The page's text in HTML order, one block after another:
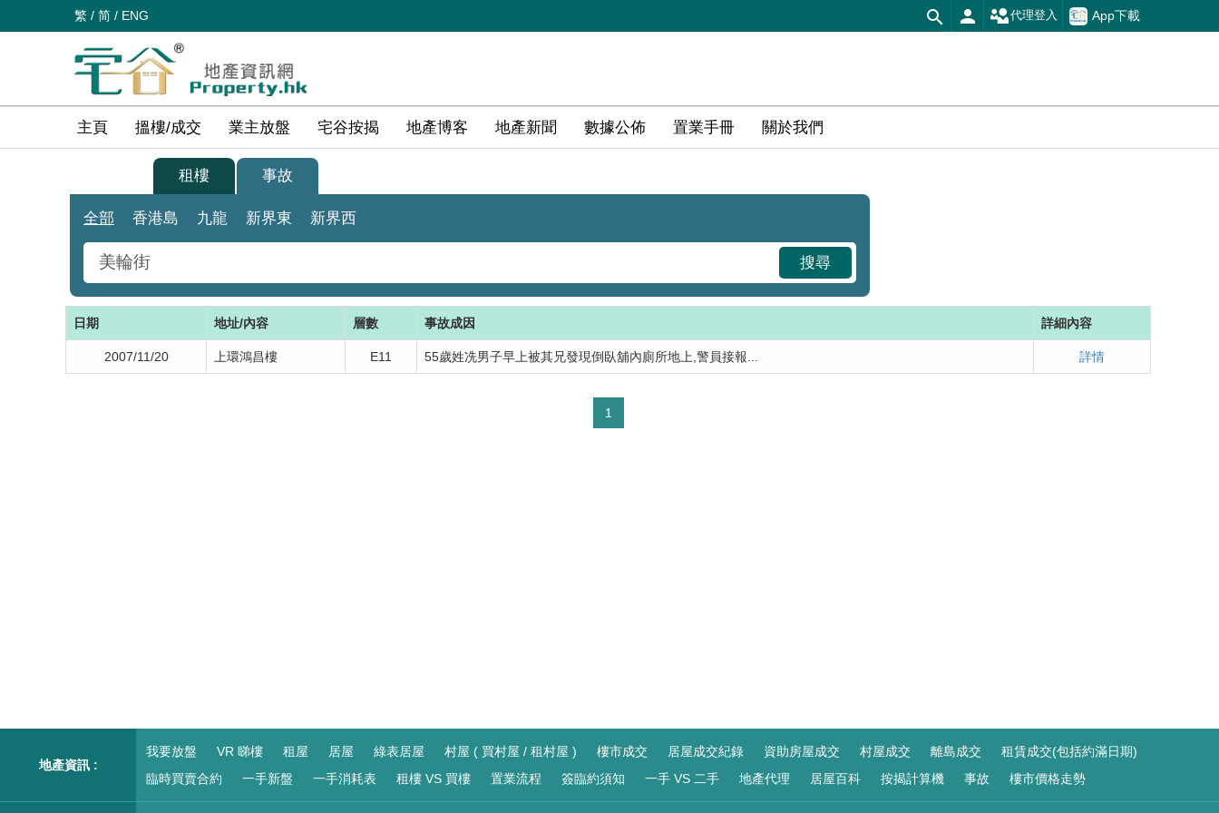
繁 / 简 / ENG App下載
代理登入
主頁 搵樓/成交 業主放盤 宅谷按揭 地產博客 地產新聞 數據公佈 置業手冊 關於我們
租樓 事故
全部 香港島 九龍 新界東 新界西
搜尋
日期 地址/內容 層數 事故成因 詳細內容
2007/11/20 上環鴻昌樓 E11 55歲姓冼男子早上被其兄發現倒臥舖內廁所地上,警員接報... 詳情
1
地產資訊 :
我要放盤 VR 睇樓 租屋 居屋 綠表居屋 村屋 ( 買村屋 / 租村屋 ) 樓市成交 居屋成交紀錄 資助房屋成交 村屋成交 離島成交
租賃成交(包括約滿日期)
臨時買賣合約
一手新盤 一手消耗表 租樓 VS 買樓 置業流程 簽臨約須知 一手 VS 二手 地產代理 居屋百科 按揭計算機 事故 樓市價格走勢